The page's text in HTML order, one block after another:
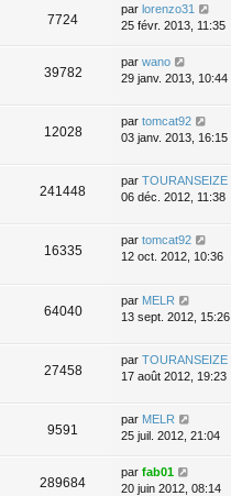
7724
par lorenzo31
25 févr. 2013, 11:35
39782
par wano
29 janv. 2013, 10:44
12028
par tomcat92
03 janv. 2013, 16:15
241448
par TOURANSEIZE
06 déc. 2012, 11:38
16335
par tomcat92
12 oct. 2012, 10:36
64040
par MELR
13 sept. 2012, 15:26
27458
par TOURANSEIZE
17 août 2012, 19:23
9591
par MELR
25 juil. 2012, 21:04
289684
par fab01
20 juin 2012, 08:14